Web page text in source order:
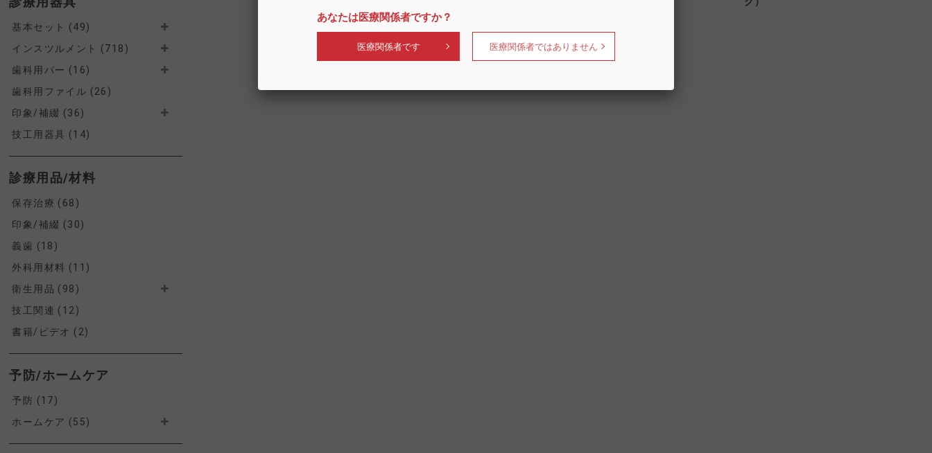
基本セット (49)
インスツルメント (718)
歯科用バー (16)
歯科用ファイル (26)
印象/補綴 (36)
技工用器具 (14)
診療用品/材料
保存治療 (68)
印象/補綴 (30)
義歯 (18)
外科用材料 (11)
衛生用品 (98)
技工関連 (12)
書籍/ビデオ (2)
予防/ホームケア
予防 (17)
ホームケア (55)
あなたは医療関係者ですか？
医療関係者です 医療関係者ではありません